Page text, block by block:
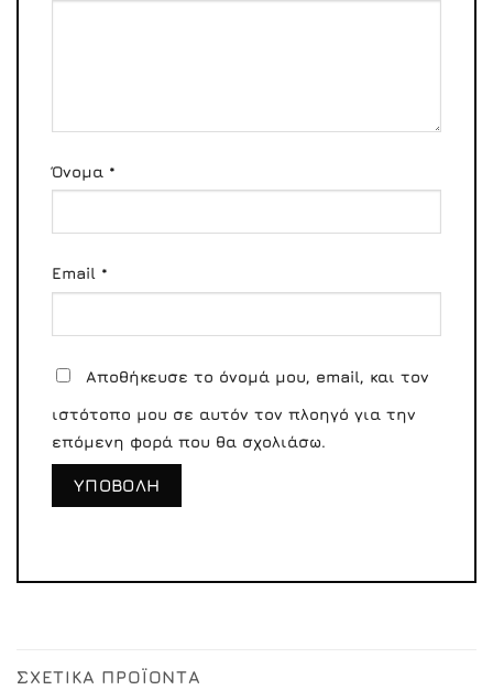
Όνομα *
Email *
Αποθήκευσε το όνομά μου, email, και τον
ιστότοπο μου σε αυτόν τον πλοηγό για την
επόμενη φορά που θα σχολιάσω.
ΣΧΕΤΙΚΆ ΠΡΟΪΌΝΤΑ